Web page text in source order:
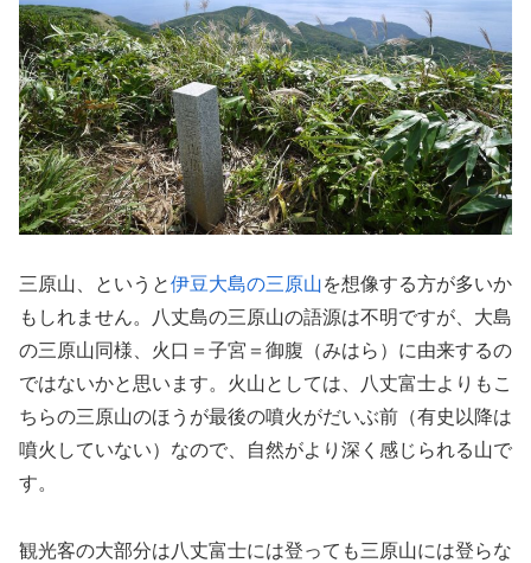
三原山、というと伊豆大島の三原山を想像する方が多いか
もしれません。八丈島の三原山の語源は不明ですが、大島
の三原山同様、火口＝子宮＝御腹（みはら）に由来するの
ではないかと思います。火山としては、八丈富士よりもこ
ちらの三原山のほうが最後の噴火がだいぶ前（有史以降は
噴火していない）なので、自然がより深く感じられる山で
す。
観光客の大部分は八丈富士には登っても三原山には登らな